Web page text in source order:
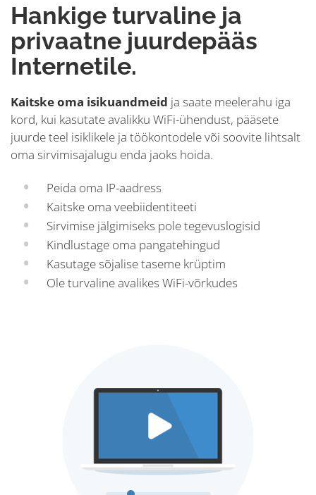
Hankige turvaline ja
privaatne juurdepääs
Internetile.
Kaitske oma isikuandmeid ja saate meelerahu iga
kord, kui kasutate avalikku WiFi-ühendust, pääsete
juurde teel isiklikele ja töökontodele või soovite lihtsalt
oma sirvimisajalugu enda jaoks hoida.
Peida oma IP-aadress
Kaitske oma veebiidentiteeti
Sirvimise jälgimiseks pole tegevuslogisid
Kindlustage oma pangatehingud
Kasutage sõjalise taseme krüptim
Ole turvaline avalikes WiFi-võrkudes